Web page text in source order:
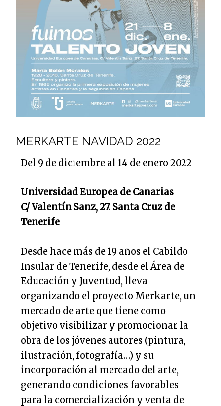
MERKARTE NAVIDAD 2022
Del 9 de diciembre al 14 de enero 2022
Universidad Europea de Canarias
C/ Valentín Sanz, 27. Santa Cruz de
Tenerife
Desde hace más de 19 años el Cabildo
Insular de Tenerife, desde el Área de
Educación y Juventud, lleva
organizando el proyecto Merkarte, un
mercado de arte que tiene como
objetivo visibilizar y promocionar la
obra de los jóvenes autores (pintura,
ilustración, fotografía…) y su
incorporación al mercado del arte,
generando condiciones favorables
para la comercialización y venta de